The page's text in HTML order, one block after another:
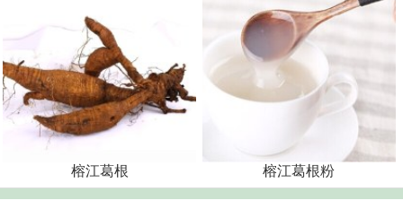
榕江葛根 榕江葛根粉